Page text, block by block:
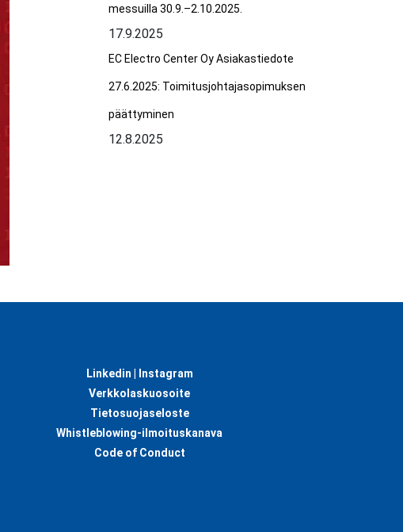
messuilla 30.9.–2.10.2025.
17.9.2025
EC Electro Center Oy Asiakastiedote
27.6.2025: Toimitusjohtajasopimuksen
päättyminen
12.8.2025
Linkedin |
Instagram
Verkkolaskuosoite
Tietosuojaseloste
Whistleblowing-ilmoituskanava
Code of Conduct